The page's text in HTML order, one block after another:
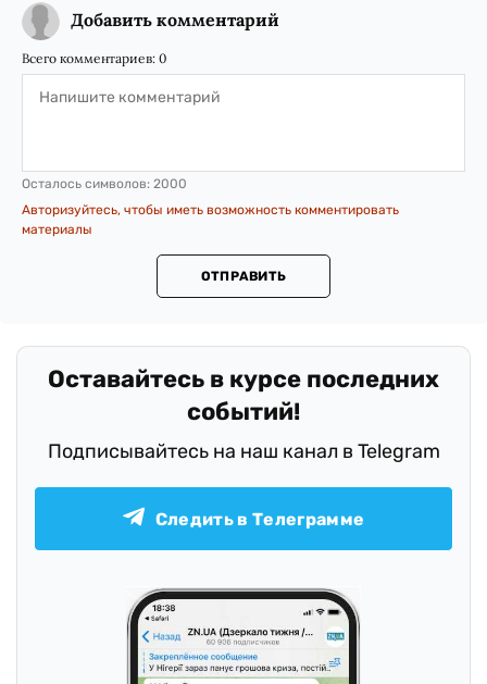
Добавить комментарий
Всего комментариев: 0
Осталось символов: 2000
Авторизуйтесь, чтобы иметь возможность комментировать
материалы
ОТПРАВИТЬ
Оставайтесь в курсе последних
событий!
Подписывайтесь на наш канал в Telegram
Следить в Телеграмме